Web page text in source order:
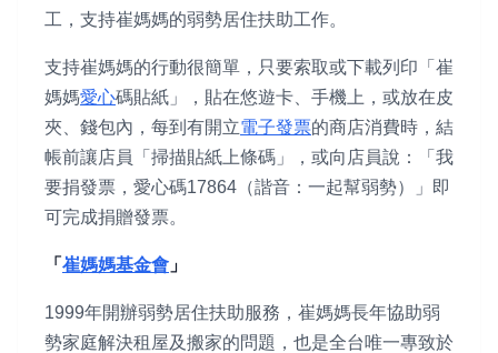
工，支持崔媽媽的弱勢居住扶助工作。
支持崔媽媽的行動很簡單，只要索取或下載列印「崔
媽媽愛心碼貼紙」，貼在悠遊卡、手機上，或放在皮
夾、錢包內，每到有開立電子發票的商店消費時，結
帳前讓店員「掃描貼紙上條碼」，或向店員說：「我
要捐發票，愛心碼17864（諧音：一起幫弱勢）」即
可完成捐贈發票。
「 崔媽媽基金會 」
1999年開辦弱勢居住扶助服務，崔媽媽長年協助弱
勢家庭解決租屋及搬家的問題，也是全台唯一專致於